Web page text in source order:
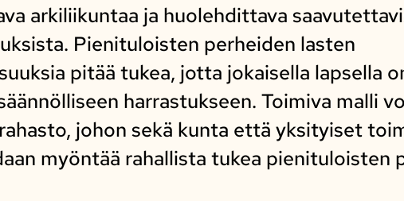
arkiliikuntaa ja huolehdittava
Pienituloisten perheiden lasten
pitää tukea, jotta jokaisella lapsella
harrastukseen. Toimiva malli
johon sekä kunta että yksityiset
myöntää rahallista tukea pienituloisten